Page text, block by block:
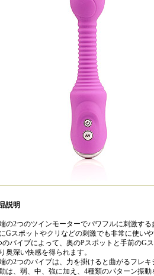
説明
の2つのツインモーターでパワフルに刺激する
Gスポットやクリなどの刺激でも非常に使いや
のバイブによって、奥のPスポットと手前のG
奥深い快感を得られます。
の2つのバイブは、力を掛けると曲がるフレキ
は、弱、中、強に加え、4種類のパターン振動